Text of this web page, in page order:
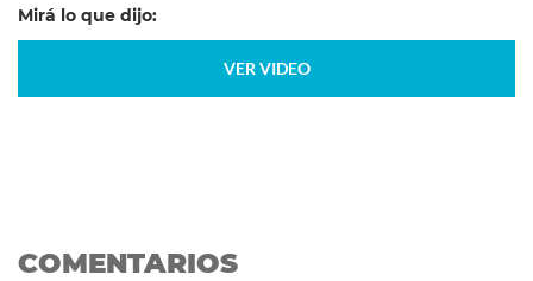
Mirá lo que dijo:
VER VIDEO
COMENTARIOS